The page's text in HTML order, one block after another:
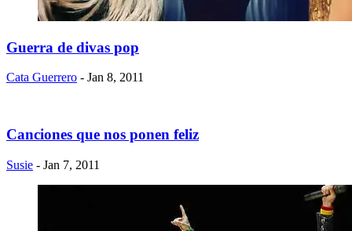
Guerra de divas pop
Cata Guerrero - Jan 8, 2011
Canciones que nos ponen feliz
Susie - Jan 7, 2011